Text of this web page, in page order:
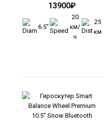
Гироскутер Smart
13900₽
6.5"
20
км/
ч
25
км